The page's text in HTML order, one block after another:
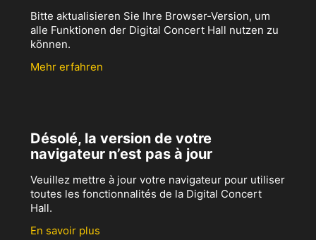
Bitte aktualisieren Sie Ihre Browser-Version, um
alle Funktionen der Digital Concert Hall nutzen zu
können.
Mehr erfahren
Désolé, la version de votre
navigateur n’est pas à jour
Veuillez mettre à jour votre navigateur pour utiliser
toutes les fonctionnalités de la Digital Concert
Hall.
En savoir plus